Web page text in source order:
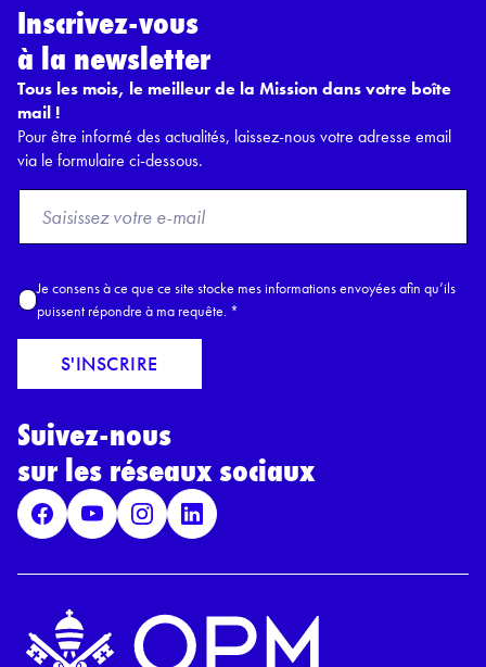
Inscrivez-vous
à la newsletter
Tous les mois, le meilleur de la Mission dans votre boîte
mail !
Pour être informé des actualités, laissez-nous votre adresse email
via le formulaire ci-dessous.
o
E
m
a
l
A
c
c
R
P
D
*
Je consens à ce que ce site stocke mes informations envoyées afin qu’ils
puissent répondre à ma requête. *
S'INSCRIRE
Suivez-nous
sur les réseaux sociaux